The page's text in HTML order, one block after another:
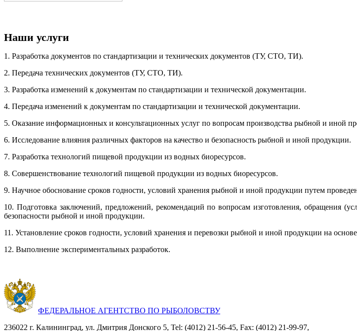
Наши услуги
1. Разработка документов по стандартизации и технических документов (ТУ, СТО, ТИ).
2. Передача технических документов (ТУ, СТО, ТИ).
3. Разработка изменений к документам по стандартизации и технической документации.
4. Передача изменений к документам по стандартизации и технической документации.
5. Оказание информационных и консультационных услуг по вопросам производства рыбной и иной
6. Исследование влияния различных факторов на качество и безопасность рыбной и иной продукции.
7. Разработка технологий пищевой продукции из водных биоресурсов.
8. Совершенствование технологий пищевой продукции из водных биоресурсов.
9. Научное обоснование сроков годности, условий хранения рыбной и иной продукции путем
10. Подготовка заключений, предложений, рекомендаций по вопросам изготовления, обращения
безопасности рыбной и иной продукции.
11. Установление сроков годности, условий хранения и перевозки рыбной и иной продукции на
12. Выполнение экспериментальных разработок.
ФЕДЕРАЛЬНОЕ АГЕНТСТВО ПО РЫБОЛОВСТВУ
236022 г. Калининград, ул. Дмитрия Донского 5, Tel: (4012) 21-56-45, Fax: (4012) 21-99-97,